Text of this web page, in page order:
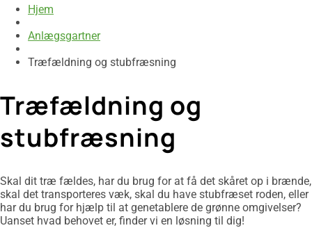
Hjem
Anlægsgartner
Træfældning og stubfræsning
Træfældning og
stubfræsning
Skal dit træ fældes, har du brug for at få det skåret op i brænde,
skal det transporteres væk, skal du have stubfræset roden, eller
har du brug for hjælp til at genetablere de grønne omgivelser?
Uanset hvad behovet er, finder vi en løsning til dig!